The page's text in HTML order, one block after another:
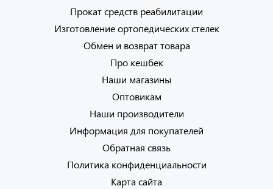
Прокат средств реабилитации
Изготовление ортопедических стелек
Обмен и возврат товара
Про кешбек
Наши магазины
Оптовикам
Наши производители
Информация для покупателей
Обратная связь
Политика конфиденциальности
Карта сайта